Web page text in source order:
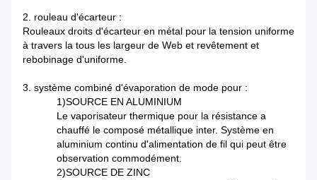
2. rouleau d'écarteur :
Rouleaux droits d'écarteur en métal pour la tension uniforme
à travers la tous les largeur de Web et revêtement et
rebobinage d'uniforme.
3. système combiné d'évaporation de mode pour :
1)SOURCE EN ALUMINIUM
Le vaporisateur thermique pour la résistance a
chauffé le composé métallique inter. Système en
aluminium continu d'alimentation de fil qui peut être
observation commodément.
2)SOURCE DE ZINC